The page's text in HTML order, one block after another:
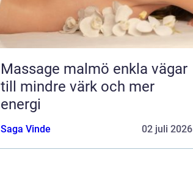
Massage malmö enkla vägar
till mindre värk och mer
energi
Saga Vinde 02 juli 2026